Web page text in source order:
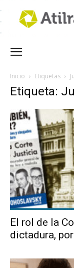
Inicio Etiquetas
Etiqueta:
El rol de la
dictadura,